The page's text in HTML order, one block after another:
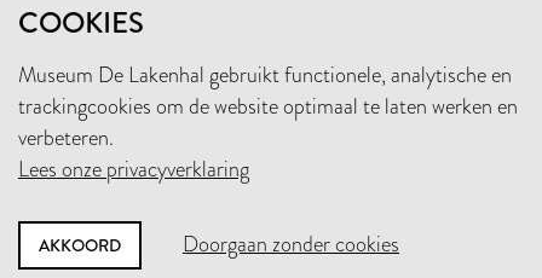
COOKIES
Museum De Lakenhal gebruikt functionele, analytische en
trackingcookies om de website optimaal te laten werken en
verbeteren.
Lees onze privacyverklaring
AKKOORD Doorgaan zonder cookies
+31 (0)71 5165360
INFO@LAKENHAL.NL
STEUN HET MUSEUM
NIEUWSBRIEF